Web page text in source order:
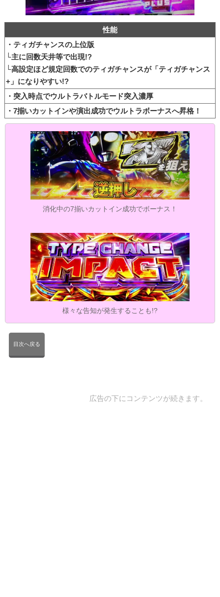
性能
・ティガチャンスの上位版
└主に回数天井等で出現!?
└高設定ほど規定回数でのティガチャンスが「ティガチャンス
+」になりやすい!?
・突入時点でウルトラバトルモード突入濃厚
・7揃いカットインや演出成功でウルトラボーナスへ昇格！
消化中の7揃いカットイン成功でボーナス！
様々な告知が発生することも!?
目次へ戻る
広告の下にコンテンツが続きます。